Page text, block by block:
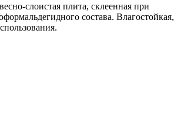
слоистая плита, склеенная при
состава. Влагостойкая,